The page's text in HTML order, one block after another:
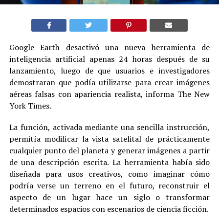
Google Earth desactivó una nueva herramienta de
inteligencia artificial apenas 24 horas después de su
lanzamiento, luego de que usuarios e investigadores
demostraran que podía utilizarse para crear imágenes
aéreas falsas con apariencia realista, informa The New
York Times.
La función, activada mediante una sencilla instrucción,
permitía modificar la vista satelital de prácticamente
cualquier punto del planeta y generar imágenes a partir
de una descripción escrita. La herramienta había sido
diseñada para usos creativos, como imaginar cómo
podría verse un terreno en el futuro, reconstruir el
aspecto de un lugar hace un siglo o transformar
determinados espacios con escenarios de ciencia ficción.